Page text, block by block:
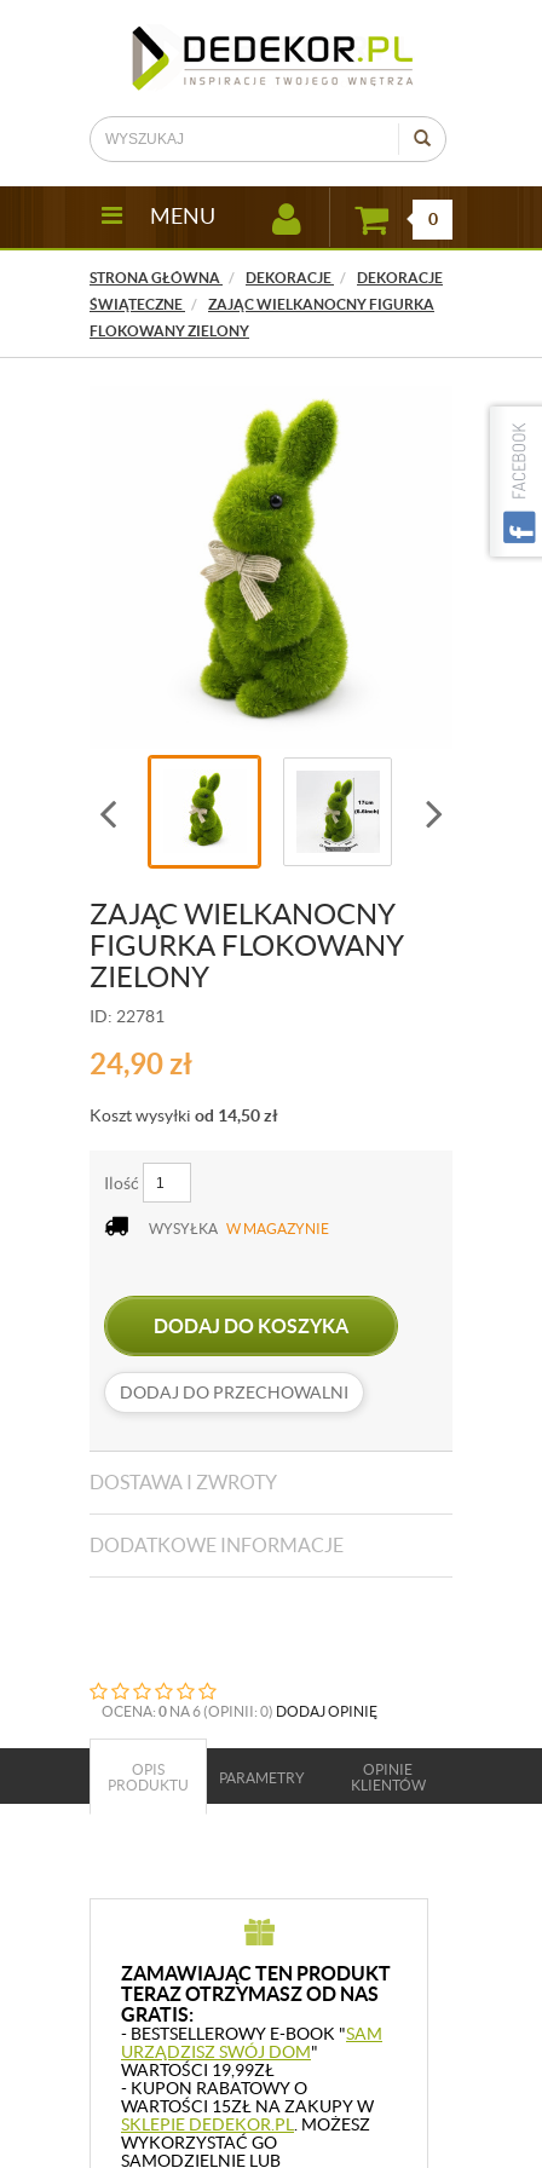
MENU 0
STRONA GŁÓWNA DEKORACJE
DEKORACJE
ŚWIĄTECZNE
ZAJĄC WIELKANOCNY FIGURKA
FLOKOWANY ZIELONY
ZAJĄC WIELKANOCNY
FIGURKA FLOKOWANY
ZIELONY
ID: 22781
24,90zł
Koszt wysyłki od 14,50zł
Ilość
WYSYŁKA W MAGAZYNIE
DODAJ DO KOSZYKA
DODAJ DO PRZECHOWALNI
DOSTAWA I ZWROTY
DODATKOWE INFORMACJE
OCENA: 0 NA 6 (OPINII: 0) DODAJ OPINIĘ
OPIS
PRODUKTU
PARAMETRY
OPINIE
KLIENTÓW
ZAMAWIAJĄC TEN PRODUKT
TERAZ OTRZYMASZ OD NAS
GRATIS:
- BESTSELLEROWY E-BOOK "SAM
URZĄDZISZ SWÓJ DOM"
WARTOŚCI 19,99ZŁ
- KUPON RABATOWY O
WARTOŚCI 15ZŁ NA ZAKUPY W
SKLEPIE DEDEKOR.PL. MOŻESZ
WYKORZYSTAĆ GO
SAMODZIELNIE LUB